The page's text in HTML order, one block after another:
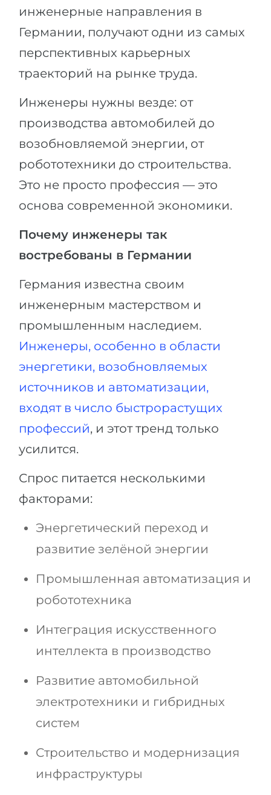
инженерные направления в
Германии, получают одни из самых
перспективных карьерных
траекторий на рынке труда.
Инженеры нужны везде: от
производства автомобилей до
возобновляемой энергии, от
робототехники до строительства.
Это не просто профессия — это
основа современной экономики.
Почему инженеры так
востребованы в Германии
Германия известна своим
инженерным мастерством и
промышленным наследием.
Инженеры, особенно в области
энергетики, возобновляемых
источников и автоматизации,
входят в число быстрорастущих
профессий, и этот тренд только
усилится.
Спрос питается несколькими
факторами:
Энергетический переход и
развитие зелёной энергии
Промышленная автоматизация и
робототехника
Интеграция искусственного
интеллекта в производство
Развитие автомобильной
электротехники и гибридных
систем
Строительство и модернизация
инфраструктуры